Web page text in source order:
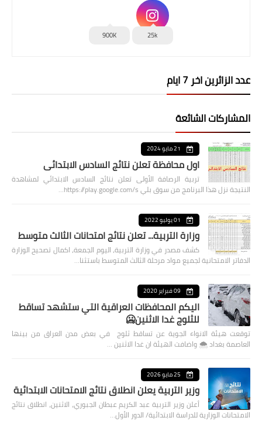
25k
900K
عدد الزائرين اخر 7 ايام
المشاركات الشائعة
21 مايو 2024
اول محافظة تعلن نتائج السادس الابتدائي
تربية الرصافة الأولى تعلن نتائج السادس الابتدائي لمشاهدة
النتيجة نزل هذا البرنامج من سوق بلي https://play.google.com/s…
01 يوليو 2022
وزارة التربية... تعلن نتائج امتحانات الثالث متوسط
كشف مصدر في وزارة التربية، اليوم الجمعة، اكمال تصحيح الوزارة
الدفاتر الامتحانية لجميع مواد مرحلة الثالث المتوسط باستثنا…
09 فبراير 2020
اليكم المحافظات العراقية التي ستشهد تساقط
للثلوج غدا الاثنين🥶
توقعت هيئة الانواء الجوية عن تساقط ثلوج في بعض مدن العراق من بينها
العاصمة بغداد ⁦🌨️⁩ واضافت الهيئة ان غدا الاثنين …
25 مايو 2026
وزير التربية يعلن انطلاق نتائج الامتحانات الابتدائية
أعلن وزير التربية عبد الكريم عبطان الجبوري، الاثنين، انطلاق نتائج
الامتحانات الوزارية للدراسة الابتدائية/ الدور الأول…